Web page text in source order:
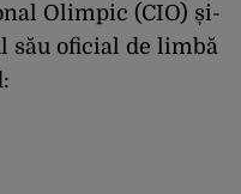
Olimpic (CIO) și-
său oficial de limbă